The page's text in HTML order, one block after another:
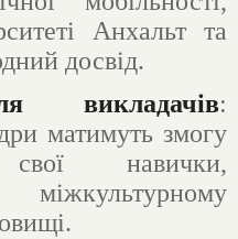
Анхальт та
досвід.
викладачів:
матимуть змогу
свої навички,